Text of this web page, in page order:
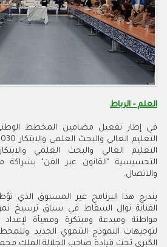
العلم - الرباط
في إطار تفعيل مضامين المخطط
التعليم العالي والبحث العلمي
التحسيسية "القانون عبر الفن" بشراكة
والاتصال.
يندرج هذا البرنامج غير المسبوق الذي
الفنانة نوال السقاط في سياق ترسيخ
مواطنة ومبدعة ومبتكرة ومهيأة
لتوجيهات النموذج التنموي الجديد
الكبرى تحت قيادة صاحب الجلالة الملك